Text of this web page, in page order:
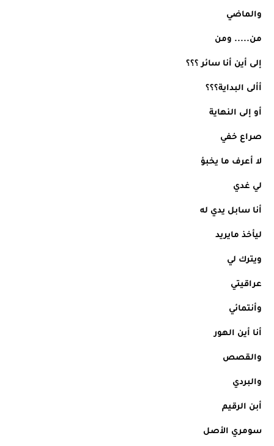
والماضي
من..... ومن
إلى أين أنا سائر ؟؟؟
أألى البداية؟؟؟
أو إلى النهاية
صراع خفي
لا أعرف ما يخبؤ
لي غدي
أنا سابل يدي له
ليأخذ مايريد
ويترك لي
عراقيتي
وأنتمائي
أنا أين الهور
والقصص
والبردي
أبن الرقيم
سومري الأصل